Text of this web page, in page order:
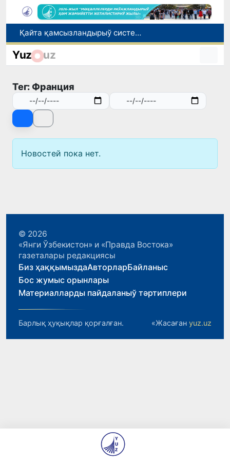
Қайта қамсызландырыў системасы тез раўажланып атырған Өзбекстан экономикасы ушын не береди?
Ташкент аўыр атлетика бойынша Азия чемпионатына таярланбақта
Елимиз дөретиўшилери өз кәсиби ҳәм мийнети менен мақтанады
Yuz uz
Тег: Франция
Новостей пока нет.
© 2026
«Янги Ўзбекистон» и «Правда Востока»
газеталары редакциясы
Биз ҳаққымыздаАвторларБайланыс
Бос жумыс орынлары
Материалларды пайдаланыў тәртиплери
Барлық ҳуқықлар қорғалған. «Жасаған yuz.uz